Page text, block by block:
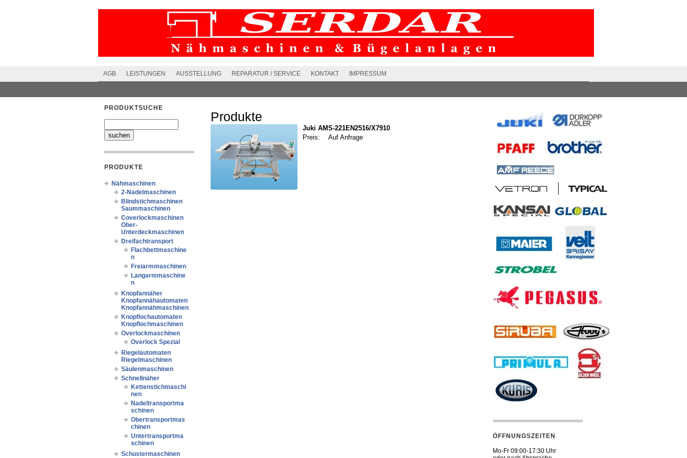
AGB LEISTUNGEN AUSSTELLUNG REPARATUR / SERVICE KONTAKT IMPRESSUM
PRODUKTSUCHE
PRODUKTE
Nähmaschinen
2-Nadelmaschinen
Blindstichmaschinen
Saummaschinen
Coverlockmaschinen
Ober-
Unterdeckmaschinen
Dreifachtransport
Flachbettmaschine
n
Freiarmmaschinen
Langarmmaschine
n
Knopfannäher
Knopfannähautomaten
Knopfannähmaschinen
Knopflochautomaten
Knopflochmaschinen
Overlockmaschinen
Overlock Spezial
Riegelautomaten
Riegelmaschinen
Säulenmaschinen
Schnellnäher
Kettenstichmaschi
nen
Nadeltransportma
schinen
Obertransportmas
chinen
Untertransportma
schinen
Schustermaschinen
Produkte
Juki AMS-221EN2516/X7910
Auf Anfrage
Preis:
ÖFFNUNGSZEITEN
Mo-Fr 09:00-17:30 Uhr